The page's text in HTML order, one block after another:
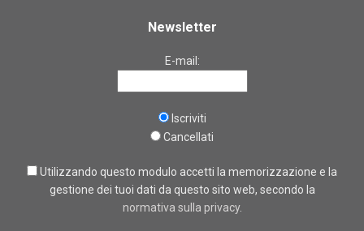
Newsletter
E-mail:
Iscriviti
Cancellati
Utilizzando questo modulo accetti la memorizzazione e la
gestione dei tuoi dati da questo sito web, secondo la
normativa sulla privacy.